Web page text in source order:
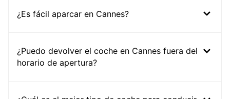
¿Es fácil aparcar en Cannes?
¿Puedo devolver el coche en Cannes fuera del
horario de apertura?